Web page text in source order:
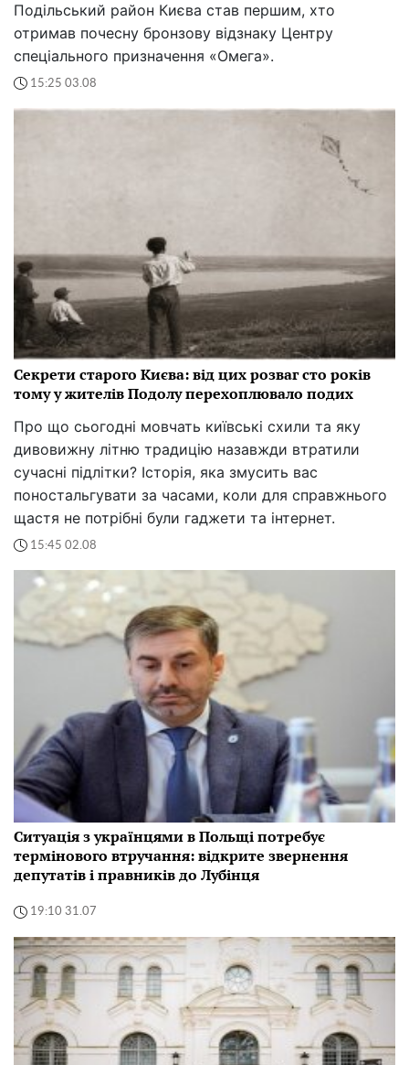
Подільський район Києва став першим, хто
отримав почесну бронзову відзнаку Центру
спеціального призначення «Омега».
15:25 03.08
Секрети старого Києва: від цих розваг сто років
тому у жителів Подолу перехоплювало подих
Про що сьогодні мовчать київські схили та яку
дивовижну літню традицію назавжди втратили
сучасні підлітки? Історія, яка змусить вас
поностальгувати за часами, коли для справжнього
щастя не потрібні були гаджети та інтернет.
15:45 02.08
Ситуація з українцями в Польщі потребує
термінового втручання: відкрите звернення
депутатів і правників до Лубінця
19:10 31.07